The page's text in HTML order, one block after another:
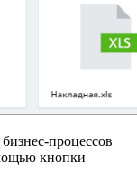
процессов
кнопки